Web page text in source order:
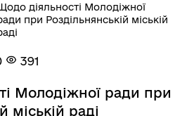
діяльності Молодіжної
при Роздільнянській міській
391
Молодіжної ради при
міській раді